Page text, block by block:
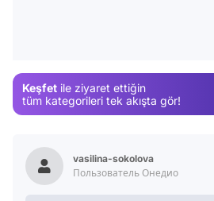
Keşfet ile ziyaret ettiğin
tüm kategorileri tek akışta gör!
vasilina-sokolova
Пользователь Онедио